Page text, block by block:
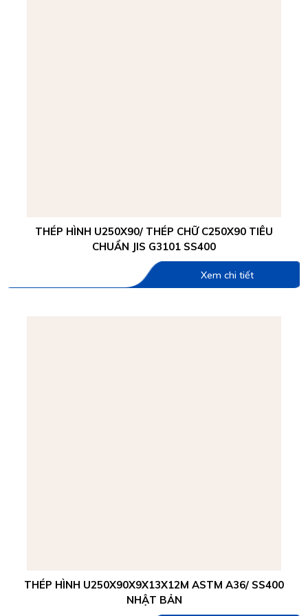
THÉP HÌNH U250X90/ THÉP CHỮ C250X90 TIÊU
CHUẨN JIS G3101 SS400
Xem chi tiết
THÉP HÌNH U250X90X9X13X12M ASTM A36/ SS400
NHẬT BẢN